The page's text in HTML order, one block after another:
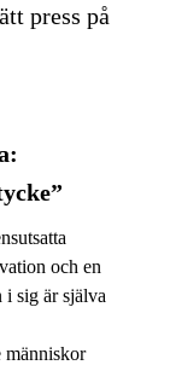
press på
och en
i sig är själva
människor